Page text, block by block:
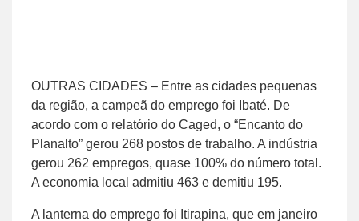
OUTRAS CIDADES – Entre as cidades pequenas
da região, a campeã do emprego foi Ibaté. De
acordo com o relatório do Caged, o “Encanto do
Planalto” gerou 268 postos de trabalho. A indústria
gerou 262 empregos, quase 100% do número total.
A economia local admitiu 463 e demitiu 195.
A lanterna do emprego foi Itirapina, que em janeiro